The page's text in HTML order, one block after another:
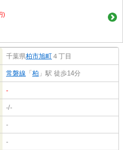
)
千葉県柏市旭町 ４丁目
常磐線 「 柏 」駅 徒歩14分
-
-/-
-
-